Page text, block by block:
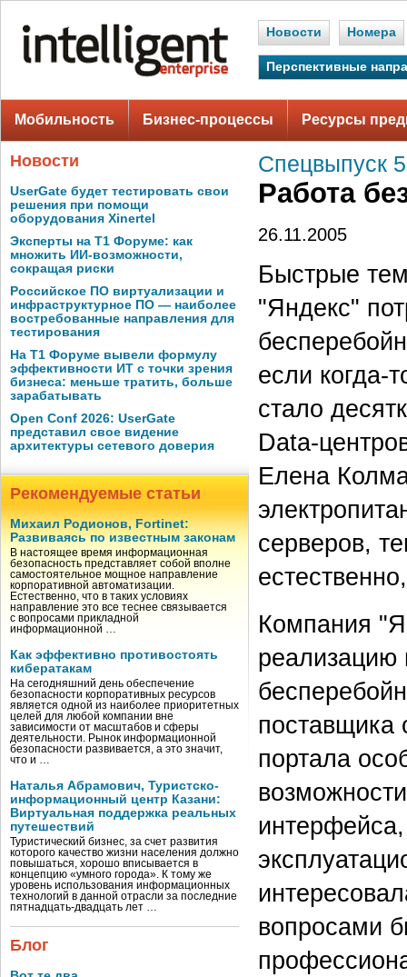
Новости Номера
Перспективные
Мобильность Бизнес-процессы Ресурсы
Новости
UserGate будет тестировать свои
решения при помощи
оборудования Xinertel
Эксперты на Т1 Форуме: как
множить ИИ-возможности,
сокращая риски
Российское ПО виртуализации и
инфраструктурное ПО — наиболее
востребованные направления для
тестирования
На Т1 Форуме вывели формулу
эффективности ИТ с точки зрения
бизнеса: меньше тратить, больше
зарабатывать
Open Conf 2026: UserGate
представил свое видение
архитектуры сетевого доверия
Рекомендуемые статьи
Михаил Родионов, Fortinet:
Развиваясь по известным законам
В настоящее время информационная
безопасность представляет собой вполне
самостоятельное мощное направление
корпоративной автоматизации.
Естественно, что в таких условиях
направление это все теснее связывается
с вопросами прикладной
информационной …
Как эффективно противостоять
кибератакам
На сегодняшний день обеспечение
безопасности корпоративных ресурсов
является одной из наиболее приоритетных
целей для любой компании вне
зависимости от масштабов и сферы
деятельности. Рынок информационной
безопасности развивается, а это значит,
что и …
Наталья Абрамович, Туристско-
информационный центр Казани:
Виртуальная поддержка реальных
путешествий
Туристический бизнес, за счет развития
которого качество жизни населения должно
повышаться, хорошо вписывается в
концепцию «умного города». К тому же
уровень использования информационных
технологий в данной отрасли за последние
пятнадцать-двадцать лет …
Блог
Спецвыпуск
Работа
26.11.2005
Быстрые
"Яндекс"
если когда-
стало
Data-
Елена
серверов,
Компания
реализацию
поставщика
портала
интерфейса,
вопросами